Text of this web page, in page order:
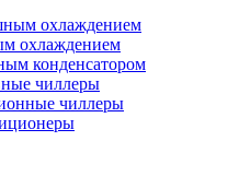
охлаждением
охлаждением
конденсатором
чиллеры
чиллеры